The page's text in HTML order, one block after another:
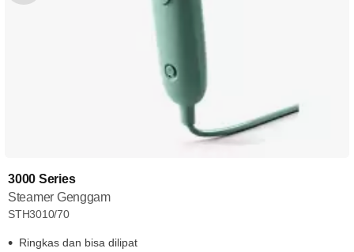
3000 Series
Steamer Genggam
STH3010/70
Ringkas dan bisa dilipat